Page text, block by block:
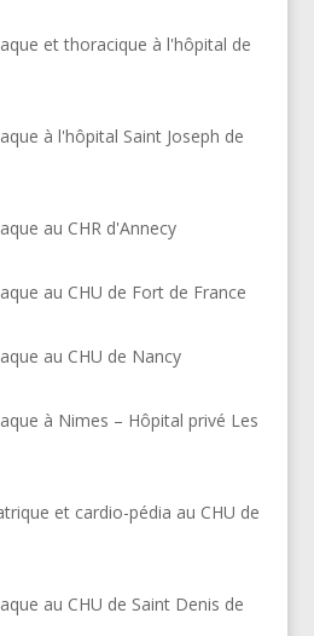
et thoracique à l'hôpital de
à l'hôpital Saint Joseph de
au CHR d'Annecy
au CHU de Fort de France
au CHU de Nancy
à Nimes – Hôpital privé Les
et cardio-pédia au CHU de
au CHU de Saint Denis de